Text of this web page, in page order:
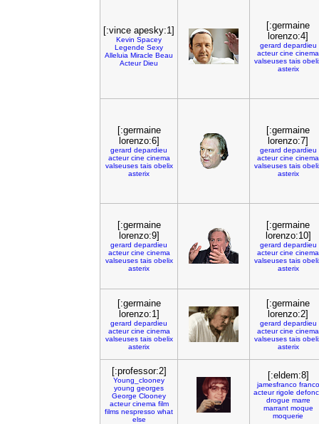
[:vince apesky:1]
Kevin Spacey
Legende Sexy
Alleluia Miracle Beau
Acteur Dieu
[:germaine
lorenzo:4]
gerard depardieu
acteur cine cinema
valseuses tais
asterix
[:germaine
lorenzo:6]
gerard depardieu
acteur cine cinema
valseuses tais obelix
asterix
[:germaine
lorenzo:7]
gerard depardieu
acteur cine cinema
valseuses tais
asterix
[:germaine
lorenzo:9]
gerard depardieu
acteur cine cinema
valseuses tais obelix
asterix
[:germaine
lorenzo:10]
gerard depardieu
acteur cine cinema
valseuses tais
asterix
[:germaine
lorenzo:1]
gerard depardieu
acteur cine cinema
valseuses tais obelix
asterix
[:germaine
lorenzo:2]
gerard depardieu
acteur cine cinema
valseuses tais
asterix
[:professor:2]
Young_clooney
young georges
George Clooney
acteur cinema film
films nespresso what
else
[:eldem:8]
jamesfranco franco
acteur rigole
drogue marre
marrant moque
moquerie